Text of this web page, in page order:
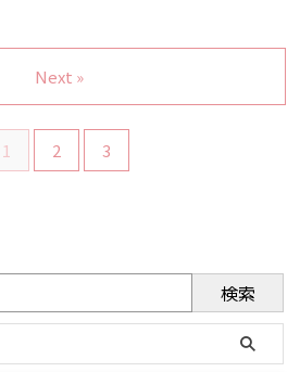
1 2 3
Next »
検索